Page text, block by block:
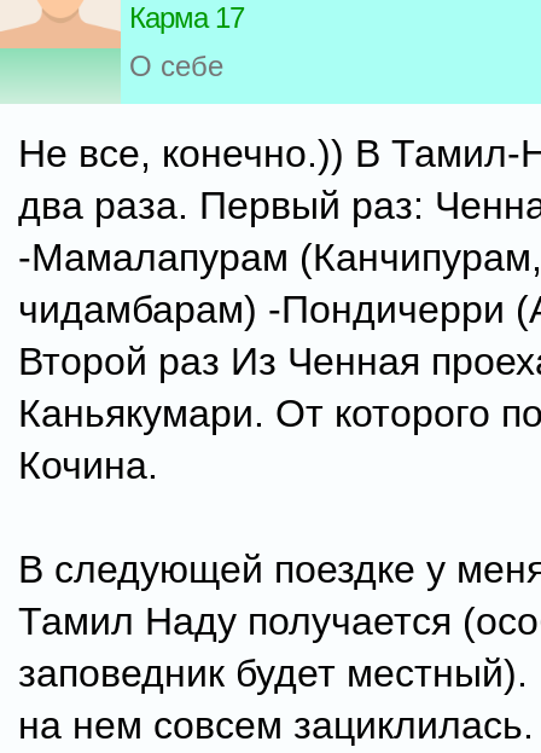
Карма 17
О себе
Не все, конечно.)) В Тамил-
два раза. Первый раз:
-Мамалапурам (Канчипурам,
чидамбарам) -Пондичерри
Второй раз Из Ченная
Каньякумари. От которого
Кочина.
В следующей поездке у
Тамил Наду получается
заповедник будет
на нем совсем